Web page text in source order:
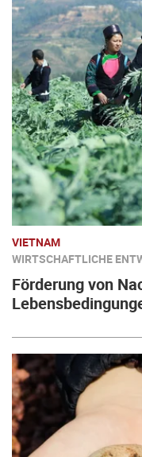
VIETNAM
WIRTSCHAFTLICHE
Förderung von